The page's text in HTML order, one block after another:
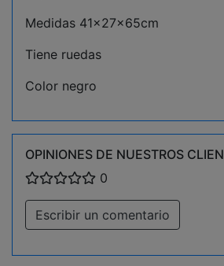
Medidas 41x27x65cm
Tiene ruedas
Color negro
OPINIONES DE NUESTROS
0
Escribir un comentario